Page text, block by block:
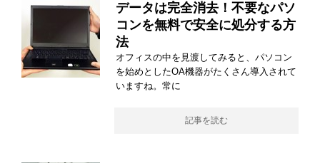
データは完全消去！不要なパソ
コンを無料で安全に処分する方
法
オフィスの中を見渡してみると、パソコン
を始めとしたOA機器がたくさん導入されて
いますね。常に
記事を読む